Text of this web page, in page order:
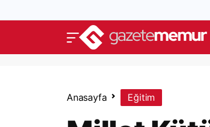
Anasayfa Eğitim